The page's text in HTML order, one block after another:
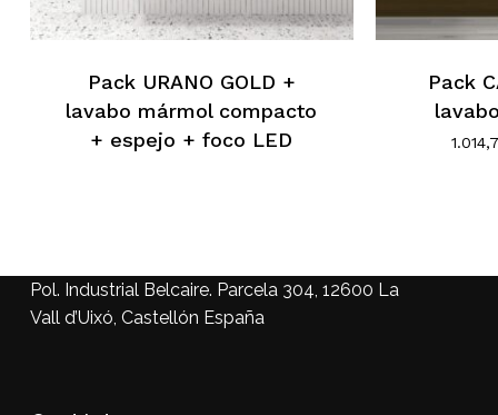
Pack URANO GOLD +
lavabo mármol compacto
+ espejo + foco LED
Pack
Pol. Industrial Belcaire. Parcela 304, 12600 La
Vall d’Uixó, Castellón España